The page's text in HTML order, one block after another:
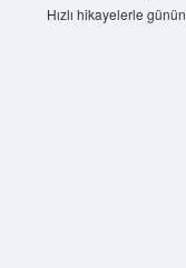
Hızlı hikayelerle